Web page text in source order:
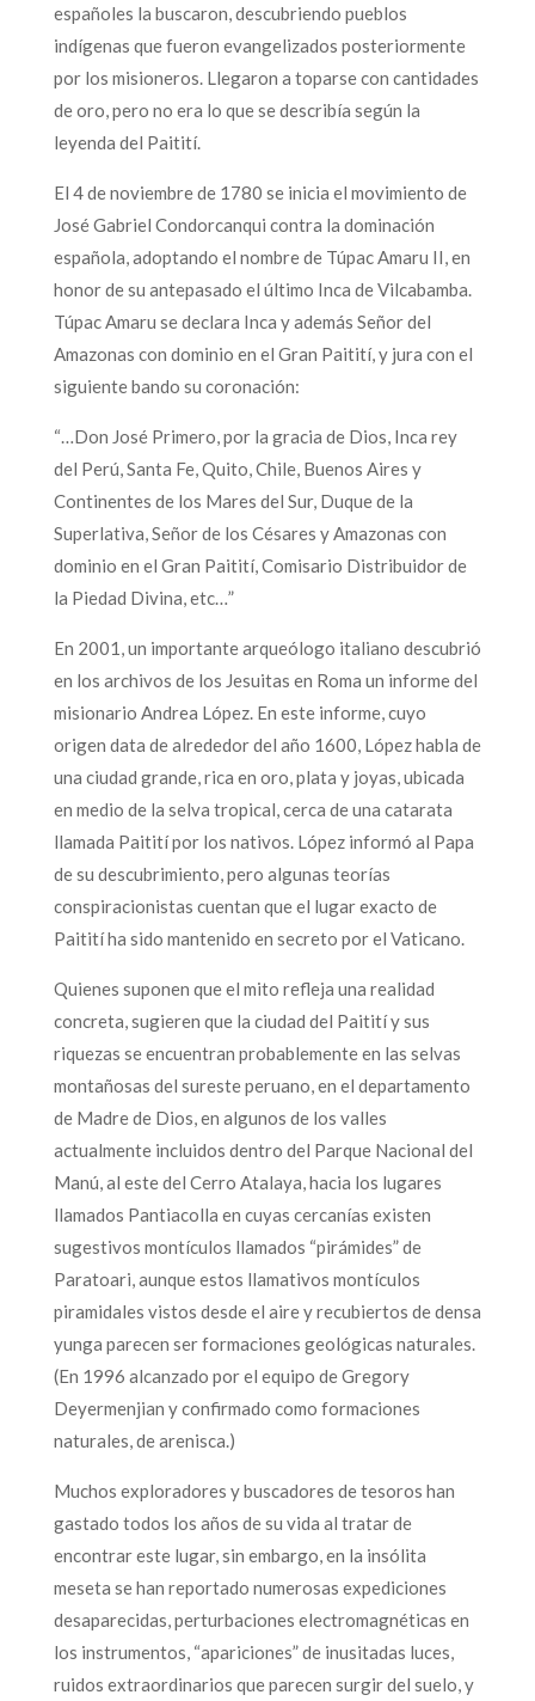
españoles la buscaron, descubriendo pueblos
indígenas que fueron evangelizados posteriormente
por los misioneros. Llegaron a toparse con cantidades
de oro, pero no era lo que se describía según la
leyenda del Paitití.
El 4 de noviembre de 1780 se inicia el movimiento de
José Gabriel Condorcanqui contra la dominación
española, adoptando el nombre de Túpac Amaru II, en
honor de su antepasado el último Inca de Vilcabamba.
Túpac Amaru se declara Inca y además Señor del
Amazonas con dominio en el Gran Paitití, y jura con el
siguiente bando su coronación:
“…Don José Primero, por la gracia de Dios, Inca rey
del Perú, Santa Fe, Quito, Chile, Buenos Aires y
Continentes de los Mares del Sur, Duque de la
Superlativa, Señor de los Césares y Amazonas con
dominio en el Gran Paitití, Comisario Distribuidor de
la Piedad Divina, etc…”
En 2001, un importante arqueólogo italiano descubrió
en los archivos de los Jesuitas en Roma un informe del
misionario Andrea López. En este informe, cuyo
origen data de alrededor del año 1600, López habla de
una ciudad grande, rica en oro, plata y joyas, ubicada
en medio de la selva tropical, cerca de una catarata
llamada Paitití por los nativos. López informó al Papa
de su descubrimiento, pero algunas teorías
conspiracionistas cuentan que el lugar exacto de
Paitití ha sido mantenido en secreto por el Vaticano.
Quienes suponen que el mito refleja una realidad
concreta, sugieren que la ciudad del Paitití y sus
riquezas se encuentran probablemente en las selvas
montañosas del sureste peruano, en el departamento
de Madre de Dios, en algunos de los valles
actualmente incluidos dentro del Parque Nacional del
Manú, al este del Cerro Atalaya, hacia los lugares
llamados Pantiacolla en cuyas cercanías existen
sugestivos montículos llamados “pirámides” de
Paratoari, aunque estos llamativos montículos
piramidales vistos desde el aire y recubiertos de densa
yunga parecen ser formaciones geológicas naturales.
(En 1996 alcanzado por el equipo de Gregory
Deyermenjian y confirmado como formaciones
naturales, de arenisca.)
Muchos exploradores y buscadores de tesoros han
gastado todos los años de su vida al tratar de
encontrar este lugar, sin embargo, en la insólita
meseta se han reportado numerosas expediciones
desaparecidas, perturbaciones electromagnéticas en
los instrumentos, “apariciones” de inusitadas luces,
ruidos extraordinarios que parecen surgir del suelo, y